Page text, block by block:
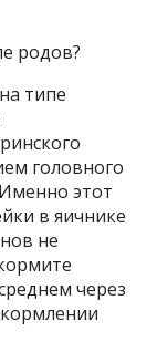
родов?
типе
головного
этот
в яичнике
не
через